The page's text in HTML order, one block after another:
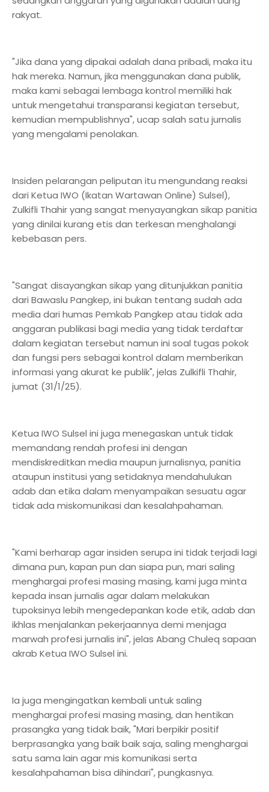
rakyat.
"Jika dana yang dipakai adalah dana pribadi, maka itu
hak mereka. Namun, jika menggunakan dana publik,
maka kami sebagai lembaga kontrol memiliki hak
untuk mengetahui transparansi kegiatan tersebut,
kemudian mempublishnya", ucap salah satu jurnalis
yang mengalami penolakan.
Insiden pelarangan peliputan itu mengundang reaksi
dari Ketua IWO (Ikatan Wartawan Online) Sulsel),
Zulkifli Thahir yang sangat menyayangkan sikap panitia
yang dinilai kurang etis dan terkesan menghalangi
kebebasan pers.
"Sangat disayangkan sikap yang ditunjukkan panitia
dari Bawaslu Pangkep, ini bukan tentang sudah ada
media dari humas Pemkab Pangkep atau tidak ada
anggaran publikasi bagi media yang tidak terdaftar
dalam kegiatan tersebut namun ini soal tugas pokok
dan fungsi pers sebagai kontrol dalam memberikan
informasi yang akurat ke publik", jelas Zulkifli Thahir,
jumat (31/1/25).
Ketua IWO Sulsel ini juga menegaskan untuk tidak
memandang rendah profesi ini dengan
mendiskreditkan media maupun jurnalisnya, panitia
ataupun institusi yang setidaknya mendahulukan
adab dan etika dalam menyampaikan sesuatu agar
tidak ada miskomunikasi dan kesalahpahaman.
"Kami berharap agar insiden serupa ini tidak terjadi lagi
dimana pun, kapan pun dan siapa pun, mari saling
menghargai profesi masing masing, kami juga minta
kepada insan jurnalis agar dalam melakukan
tupoksinya lebih mengedepankan kode etik, adab dan
ikhlas menjalankan pekerjaannya demi menjaga
marwah profesi jurnalis ini", jelas Abang Chuleq sapaan
akrab Ketua IWO Sulsel ini.
Ia juga mengingatkan kembali untuk saling
menghargai profesi masing masing, dan hentikan
prasangka yang tidak baik, "Mari berpikir positif
berprasangka yang baik baik saja, saling menghargai
satu sama lain agar mis komunikasi serta
kesalahpahaman bisa dihindari", pungkasnya.